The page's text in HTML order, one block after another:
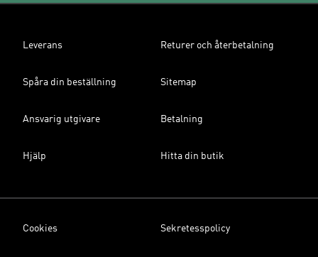
Leverans Returer och återbetalning
Spåra din beställning Sitemap
Ansvarig utgivare Betalning
Hjälp Hitta din butik
Cookies Sekretesspolicy